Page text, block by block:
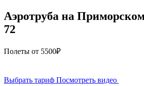
Аэротруба на
72
Полеты от 5500₽
Выбрать тариф Посмотреть видео